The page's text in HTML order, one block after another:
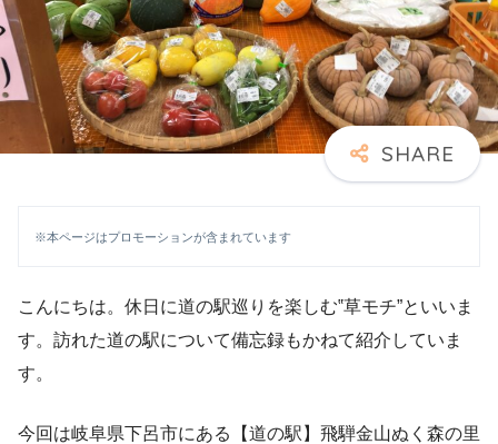
※本ページはプロモーションが含まれています
こんにちは。休日に道の駅巡りを楽しむ‟草モチ”といいま
す。訪れた道の駅について備忘録もかねて紹介していま
す。
今回は岐阜県下呂市にある【道の駅】飛騨金山ぬく森の里